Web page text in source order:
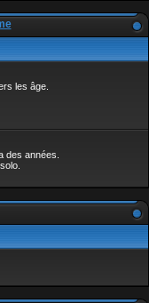
les âge.
des années.